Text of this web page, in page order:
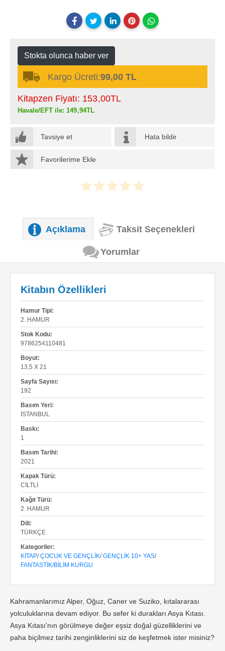
Stokta olunca haber ver
Kargo Ücreti:99,00 TL
Kitapzen Fiyatı: 153,00TL
Havale/EFT ile: 149,94TL
Tavsiye et Hata bildir
Favorilerime Ekle
Açıklama Taksit Seçenekleri
Yorumlar
Kitabın Özellikleri
Hamur Tipi:
2. HAMUR
Stok Kodu:
9786254110481
Boyut:
13,5 X 21
Sayfa Sayısı:
192
Basım Yeri:
İSTANBUL
Baskı:
1
Basım Tarihi:
2021
Kapak Türü:
CILTLI
Kağıt Türü:
2. HAMUR
Dili:
TÜRKÇE
Kategoriler:
KITAP/ÇOCUK VE GENÇLIK/GENÇLIK 10+ YAS/
FANTASTIK/BILIM KURGU
Kahramanlarımız Alper, Oğuz, Caner ve Suziko, kıtalararası
yolculuklarına devam ediyor. Bu sefer ki durakları Asya Kıtası.
Asya Kıtası'nın görülmeye değer eşsiz doğal güzelliklerini ve
paha biçilmez tarihi zenginliklerini siz de keşfetmek ister misiniz?